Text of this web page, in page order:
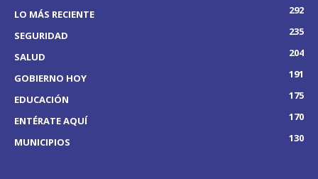
LO MÁS RECIENTE
292
SEGURIDAD
235
SALUD
204
GOBIERNO HOY
191
EDUCACIÓN
175
ENTÉRATE AQUÍ
170
MUNICIPIOS
130